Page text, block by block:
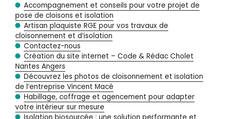
Accompagnement et conseils pour votre projet de
pose de cloisons et isolation
Artisan plaquiste RGE pour vos travaux de
cloisonnement et d’isolation
Contactez-nous
Création du site internet – Code & Rédac Cholet
Nantes Angers
Découvrez les photos de cloisonnement et isolation
de l’entreprise Vincent Macé
Habillage, coffrage et agencement pour adapter
votre intérieur sur mesure